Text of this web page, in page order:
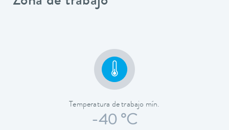
Temperatura de trabajo mín.
-40 °C